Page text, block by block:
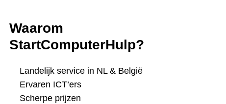
Waarom
StartComputerHulp?
Landelijk service in NL & België
Ervaren ICT’ers
Scherpe prijzen